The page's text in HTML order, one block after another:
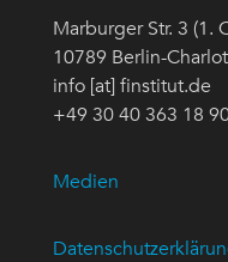
Marburger Str. 3 (1.
10789 Berlin-
info [at] finstitut.de
+49 30 40 363 18
Medien